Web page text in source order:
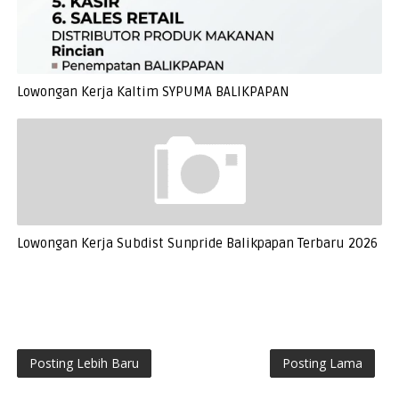
Lowongan Kerja Kaltim SYPUMA BALIKPAPAN
Lowongan Kerja Subdist Sunpride Balikpapan Terbaru 2026
Posting Lebih Baru Posting Lama